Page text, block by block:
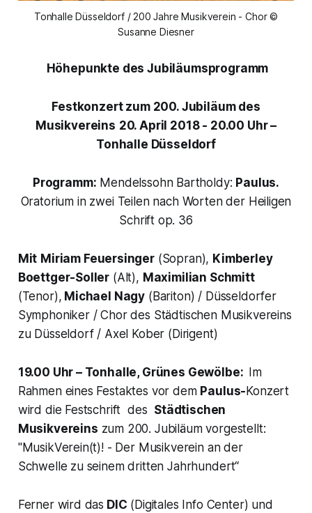
Tonhalle Düsseldorf / 200 Jahre Musikverein - Chor ©
Susanne Diesner
Höhepunkte des Jubiläumsprogramm
Festkonzert zum 200. Jubiläum des
Musikvereins 20. April 2018 - 20.00 Uhr –
Tonhalle Düsseldorf
Programm: Mendelssohn Bartholdy: Paulus.
Oratorium in zwei Teilen nach Worten der Heiligen
Schrift op. 36
Mit Miriam Feuersinger (Sopran), Kimberley
Boettger-Soller (Alt), Maximilian Schmitt
(Tenor), Michael Nagy (Bariton) / Düsseldorfer
Symphoniker / Chor des Städtischen Musikvereins
zu Düsseldorf / Axel Kober (Dirigent)
19.00 Uhr – Tonhalle, Grünes Gewölbe:
Im
Rahmen eines Festaktes vor dem Paulus- Konzert
wird die Festschrift des Städtischen
Musikvereins zum 200. Jubiläum vorgestellt:
"MusikVerein(t)! - Der Musikverein an der
Schwelle zu seinem dritten Jahrhundert“
Ferner wird das DIC (Digitales Info Center) und